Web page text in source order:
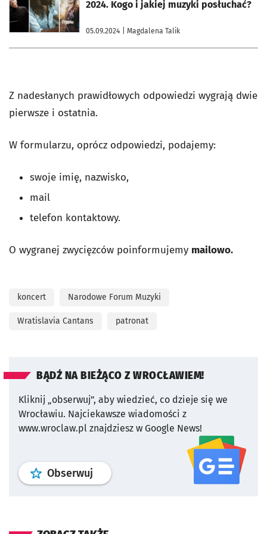
2024. Kogo i jakiej muzyki posłuchać?
05.09.2024 | Magdalena Talik
Z nadesłanych prawidłowych odpowiedzi wygrają dwie
pierwsze i ostatnia.
W formularzu, oprócz odpowiedzi, podajemy:
swoje imię, nazwisko,
mail
telefon kontaktowy.
O wygranej zwycięzców poinformujemy mailowo.
koncert Narodowe Forum Muzyki
Wratislavia Cantans patronat
BĄDŹ NA BIEŻĄCO Z WROCŁAWIEM!
Kliknij „obserwuj”, aby wiedzieć, co dzieje się we
Wrocławiu. Najciekawsze wiadomości z
www.wroclaw.pl znajdziesz w Google News!
Obserwuj profil serwisu